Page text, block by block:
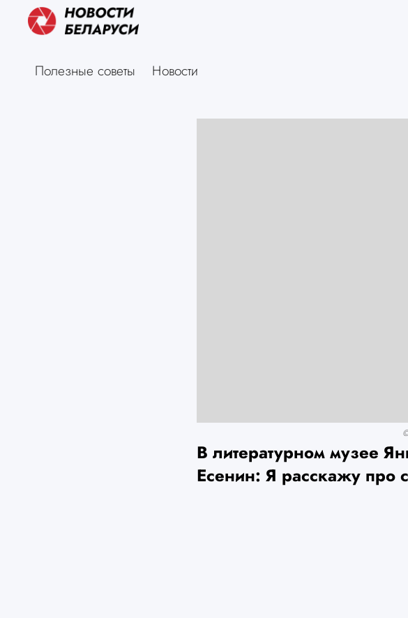
Полезные советы Новости
В литературном музее
Есенин: Я расскажу про